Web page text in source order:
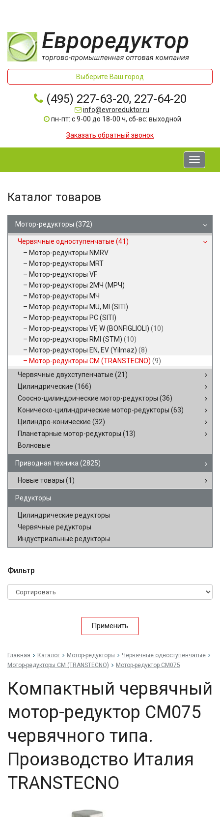
Выберите Ваш город
(495) 227-63-20, 227-64-20
info@evroreduktor.ru
пн-пт: с 9-00 до 18-00 ч, сб-вс: выходной
Заказать обратный звонок
Toggle
Каталог товаров
Мотор-редукторы (372)
Червячные одноступенчатые (41)
Мотор-редукторы NMRV
Мотор-редукторы MRT
Мотор-редукторы VF
Мотор-редукторы 2МЧ (МРЧ)
Мотор-редукторы МЧ
Мотор-редукторы MU, MI (SITI)
Мотор-редукторы PC (SITI)
Мотор-редукторы VF, W (BONFIGLIOLI) (10)
Мотор-редукторы RMI (STM) (10)
Мотор-редукторы EN, EV (Yilmaz) (8)
Мотор-редукторы CM (TRANSTECNO) (9)
Червячные двухступенчатые (21)
Цилиндрические (166)
Соосно-цилиндрические мотор-редукторы (36)
Коническо-цилиндрические мотор-редукторы (63)
Цилиндро-конические (32)
Планетарные мотор-редукторы (13)
Волновые
Приводная техника (2825)
Новые товары (1)
Редукторы
Цилиндрические редукторы
Червячные редукторы
Индустриальные редукторы
Фильтр
Применить
Главная Каталог Мотор-редукторы
Червячные одноступенчатые
Мотор-редукторы CM (TRANSTECNO)
Мотор-редуктор CM075
Компактный червячный
мотор-редуктор CM075
червячного типа.
Производство Италия
TRANSTECNO